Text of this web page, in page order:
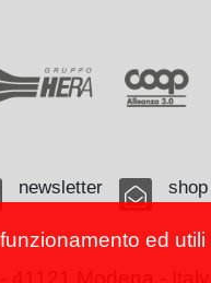
newsletter shop
ed